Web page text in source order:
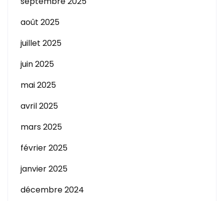
août 2025
juillet 2025
juin 2025
mai 2025
avril 2025
mars 2025
février 2025
janvier 2025
décembre 2024